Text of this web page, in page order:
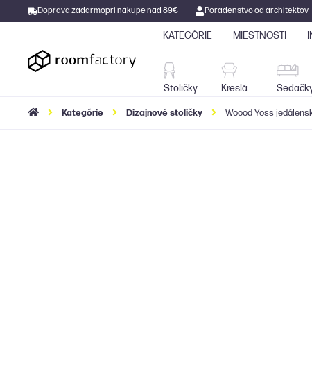
Doprava zadarmopri nákupe nad 89€ Poradenstvo od architektov
KATEGÓRIE
Kreslá
MIESTNOSTI
Stoličky Kreslá
Kategórie Dizajnové stoličky Woood Yoss